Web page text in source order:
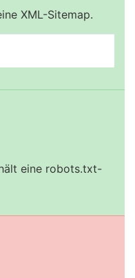
XML-Sitemap.
eine robots.txt-